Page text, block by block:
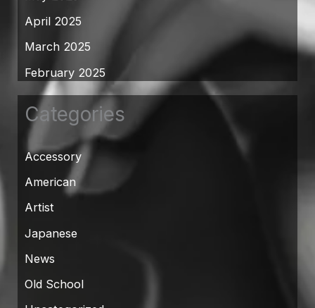
April 2025
March 2025
February 2025
Categories
Accessory
American
Artist
Japanese
News
Old School